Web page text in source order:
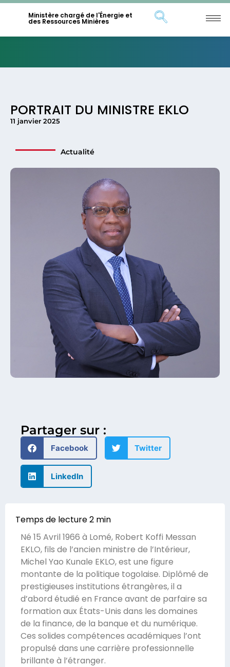
Ministère chargé de l'Énergie et
des Ressources Minières
PORTRAIT DU MINISTRE EKLO
11 janvier 2025
Actualité
Partager sur :
Facebook Twitter
LinkedIn
Né 15 Avril 1966 à Lomé, Robert Koffi Messan
EKLO, fils de l’ancien ministre de l’Intérieur,
Michel Yao Kunale EKLO, est une figure
montante de la politique togolaise. Diplômé de
prestigieuses institutions étrangères, il a
d’abord étudié en France avant de parfaire sa
formation aux États-Unis dans les domaines
de la finance, de la banque et du numérique.
Ces solides compétences académiques l’ont
propulsé dans une carrière professionnelle
brillante à l’étranger.